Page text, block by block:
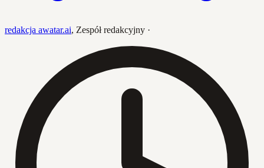
redakcja awatar.ai, Zespół redakcyjny ·